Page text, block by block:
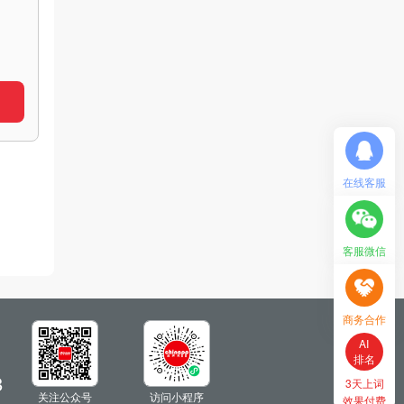
关注公众号 访问小程序
在线客服
客服微信
商务合作
AI
搜索
搜索不到
不收费 >